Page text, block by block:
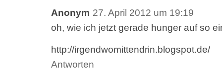
Anonym 27. April 2012 um 19:19
oh, wie ich jetzt gerade hunger auf so
http://irgendwomittendrin.blogspot.de/
Antworten